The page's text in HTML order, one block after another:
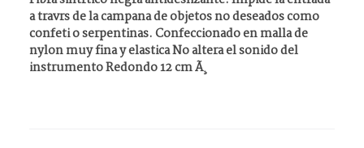
a travrs de la campana de objetos no deseados como
confeti o serpentinas. Confeccionado en malla de
nylon muy fina y elastica No altera el sonido del
instrumento Redondo 12 cm Ã¸